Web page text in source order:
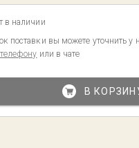
в наличии
поставки вы можете уточнить
телефону или в чате
В